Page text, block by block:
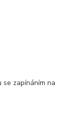
zapínáním na